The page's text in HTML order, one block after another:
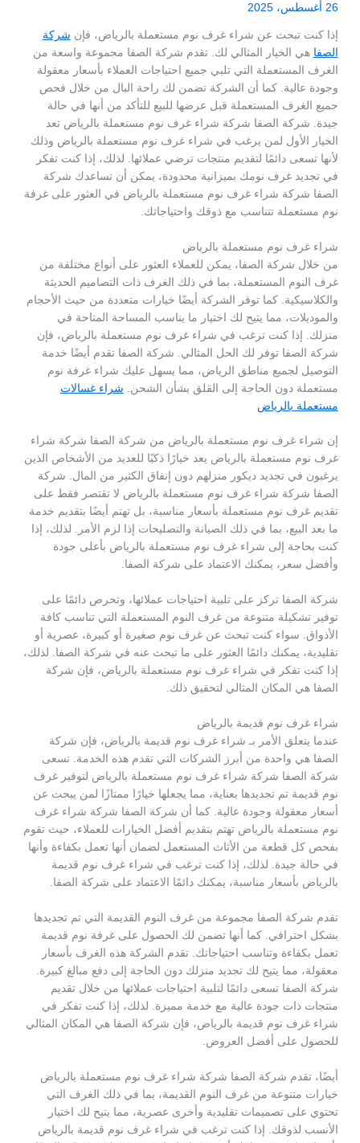
26 أغسطس، 2025
إذا كنت تبحث عن شراء غرف نوم مستعملة بالرياض، فإن شركة
الصفا هي الخيار المثالي لك. تقدم شركة الصفا مجموعة واسعة من
الغرف المستعملة التي تلبي جميع احتياجات العملاء بأسعار معقولة
وجودة عالية. كما أن الشركة تضمن لك راحة البال من خلال فحص
جميع الغرف المستعملة قبل عرضها للبيع للتأكد من أنها في حالة
جيدة. شركة الصفا شركة شراء غرف نوم مستعملة بالرياض تعد
الخيار الأول لمن يرغب في شراء غرف نوم مستعملة بالرياض وذلك
لأنها تسعى دائمًا لتقديم منتجات ترضي عملائها. لذلك، إذا كنت تفكر
في تجديد غرف نومك بميزانية محدودة، يمكن أن تساعدك شركة
الصفا شركة شراء غرف نوم مستعملة بالرياض في العثور على غرفة
نوم مستعملة تتناسب مع ذوقك واحتياجاتك.
شراء غرف نوم مستعملة بالرياض
من خلال شركة الصفا، يمكن للعملاء العثور على أنواع مختلفة من
غرف النوم المستعملة، بما في ذلك الغرف ذات التصاميم الحديثة
والكلاسيكية. كما توفر الشركة أيضًا خيارات متعددة من حيث الأحجام
والموديلات، مما يتيح لك اختيار ما يناسب المساحة المتاحة في
منزلك. إذا كنت ترغب في شراء غرف نوم مستعملة بالرياض، فإن
شركة الصفا توفر لك الحل المثالي. شركة الصفا تقدم أيضًا خدمة
التوصيل لجميع مناطق الرياض، مما يسهل عليك شراء غرفة نوم
مستعملة دون الحاجة إلى القلق بشأن الشحن. شراء غسالات
مستعملة بالرياض
إن شراء غرف نوم مستعملة بالرياض من شركة الصفا شركة شراء
غرف نوم مستعملة بالرياض يعد خيارًا ذكيًا للعديد من الأشخاص الذين
يرغبون في تجديد ديكور منزلهم دون إنفاق الكثير من المال. شركة
الصفا شركة شراء غرف نوم مستعملة بالرياض لا تقتصر فقط على
تقديم غرف نوم مستعملة بأسعار مناسبة، بل تهتم أيضًا بتقديم خدمة
ما بعد البيع، بما في ذلك الصيانة والتصليحات إذا لزم الأمر. لذلك، إذا
كنت بحاجة إلى شراء غرف نوم مستعملة بالرياض بأعلى جودة
وأفضل سعر، يمكنك الاعتماد على شركة الصفا.
شركة الصفا تركز على تلبية احتياجات عملائها، وتحرص دائمًا على
توفير تشكيلة متنوعة من غرف النوم المستعملة التي تناسب كافة
الأذواق. سواء كنت تبحث عن غرف نوم صغيرة أو كبيرة، عصرية أو
تقليدية، يمكنك دائمًا العثور على ما تبحث عنه في شركة الصفا. لذلك،
إذا كنت تفكر في شراء غرف نوم مستعملة بالرياض، فإن شركة
الصفا هي المكان المثالي لتحقيق ذلك.
شراء غرف نوم قديمة بالرياض
عندما يتعلق الأمر بـ شراء غرف نوم قديمة بالرياض، فإن شركة
الصفا هي واحدة من أبرز الشركات التي تقدم هذه الخدمة. تسعى
شركة الصفا شركة شراء غرف نوم مستعملة بالرياض لتوفير غرف
نوم قديمة تم تجديدها بعناية، مما يجعلها خيارًا ممتازًا لمن يبحث عن
أسعار معقولة وجودة عالية. كما أن شركة الصفا شركة شراء غرف
نوم مستعملة بالرياض تهتم بتقديم أفضل الخيارات للعملاء، حيث تقوم
بفحص كل قطعة من الأثاث المستعمل لضمان أنها تعمل بكفاءة وأنها
في حالة جيدة. لذلك، إذا كنت ترغب في شراء غرف نوم قديمة
بالرياض بأسعار مناسبة، يمكنك دائمًا الاعتماد على شركة الصفا.
تقدم شركة الصفا مجموعة من غرف النوم القديمة التي تم تجديدها
بشكل احترافي. كما أنها تضمن لك الحصول على غرفة نوم قديمة
تعمل بكفاءة وتناسب احتياجاتك. تقدم الشركة هذه الغرف بأسعار
معقولة، مما يتيح لك تجديد منزلك دون الحاجة إلى دفع مبالغ كبيرة.
شركة الصفا تسعى دائمًا لتلبية احتياجات عملائها من خلال تقديم
منتجات ذات جودة عالية مع خدمة مميزة. لذلك، إذا كنت تفكر في
شراء غرف نوم قديمة بالرياض، فإن شركة الصفا هي المكان المثالي
للحصول على أفضل العروض.
أيضًا، تقدم شركة الصفا شركة شراء غرف نوم مستعملة بالرياض
خيارات متنوعة من غرف النوم القديمة، بما في ذلك الغرف التي
تحتوي على تصميمات تقليدية وأخرى عصرية، مما يتيح لك اختيار
الأنسب لذوقك. إذا كنت ترغب في شراء غرف نوم قديمة بالرياض